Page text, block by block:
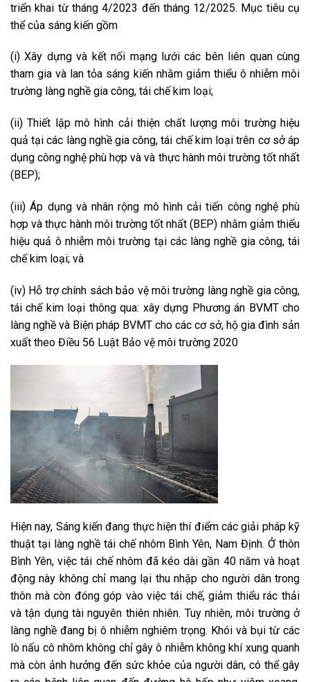
triển khai từ tháng 4/2023 đến tháng 12/2025. Mục tiêu cụ
thể của sáng kiến gồm
(i) Xây dựng và kết nối mạng lưới các bên liên quan cùng
tham gia và lan tỏa sáng kiến nhằm giảm thiểu ô nhiễm môi
trường làng nghề gia công, tái chế kim loại;
(ii) Thiết lập mô hình cải thiện chất lượng môi trường hiệu
quả tại các làng nghề gia công, tái chế kim loại trên cơ sở áp
dụng công nghệ phù hợp và và thực hành môi trường tốt nhất
(BEP);
(iii) Áp dụng và nhân rộng mô hình cải tiến công nghệ phù
hợp và thực hành môi trường tốt nhất (BEP) nhằm giảm thiểu
hiệu quả ô nhiễm môi trường tại các làng nghề gia công, tái
chế kim loại; và
(iv) Hỗ trợ chính sách bảo vệ môi trường làng nghề gia công,
tái chế kim loại thông qua: xây dựng Phương án BVMT cho
làng nghề và Biện pháp BVMT cho các cơ sở, hộ gia đình sản
xuất theo Điều 56 Luật Bảo vệ môi trường 2020
Hiện nay, Sáng kiến đang thực hiện thí điểm các giải pháp kỹ
thuật tại làng nghề tái chế nhôm Bình Yên, Nam Định.Ở thôn
Bình Yên, việc tái chế nhôm đã kéo dài gần 40 năm và hoạt
động này không chỉ mang lại thu nhập cho người dân trong
thôn mà còn đóng góp vào việc tái chế, giảm thiểu rác thải
và tận dụng tài nguyên thiên nhiên. Tuy nhiên,môi trường ở
làng nghề đang bị ô nhiễm nghiêm trọng. Khói và bụi từ các
lò nấu cô nhôm không chỉ gây ô nhiễm không khí xung quanh
mà còn ảnh hưởng đến sức khỏe của người dân, có thể gây